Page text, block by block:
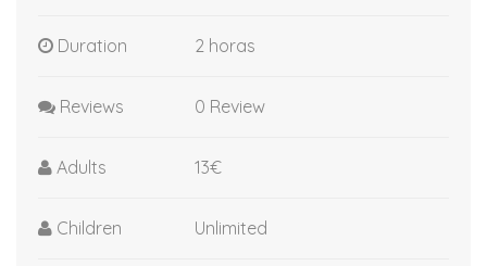
Duration 2 horas
Reviews 0 Review
Adults 13€
Children Unlimited